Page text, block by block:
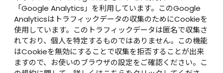
「Google Analytics」を利用しています。このGoogle
Analyticsはトラフィックデータの収集のためにCookieを
使用しています。このトラフィックデータは匿名で収集さ
れており、個人を特定するものではありません。この機能
はCookieを無効にすることで収集を拒否することが出来
ますので、お使いのブラウザの設定をご確認ください。こ